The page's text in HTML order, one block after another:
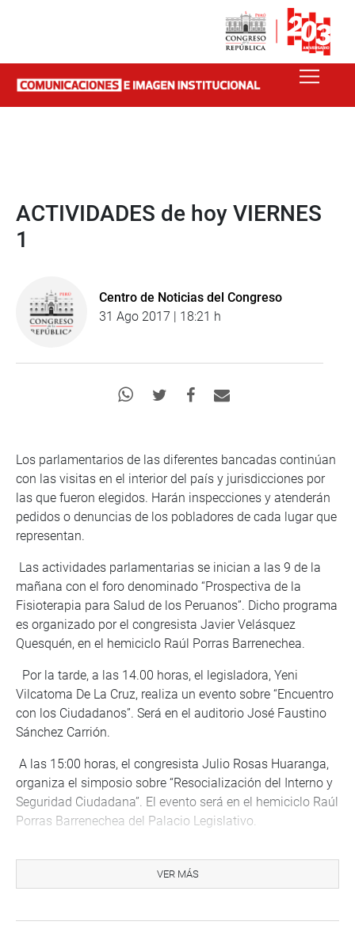
ACTIVIDADES de hoy VIERNES
1
Centro de Noticias del Congreso
31 Ago 2017 | 18:21 h
Los parlamentarios de las diferentes bancadas continúan
con las visitas en el interior del país y jurisdicciones por
las que fueron elegidos. Harán inspecciones y atenderán
pedidos o denuncias de los pobladores de cada lugar que
representan.
Las actividades parlamentarias se inician a las 9 de la
mañana con el foro denominado “Prospectiva de la
Fisioterapia para Salud de los Peruanos”. Dicho programa
es organizado por el congresista Javier Velásquez
Quesquén, en el hemiciclo Raúl Porras Barrenechea.
Por la tarde, a las 14.00 horas, el legisladora, Yeni
Vilcatoma De La Cruz, realiza un evento sobre “Encuentro
con los Ciudadanos”. Será en el auditorio José Faustino
Sánchez Carrión.
A las 15:00 horas, el congresista Julio Rosas Huaranga,
organiza el simposio sobre “Resocialización del Interno y
Seguridad Ciudadana”. El evento será en el hemiciclo Raúl
Porras Barrenechea del Palacio Legislativo.
Puede encontrar más información en nuestra página web
http://www.congreso.gob.pe/
VER MÁS